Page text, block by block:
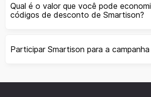
Qual é o valor que você pode
códigos de desconto de Smartison?
Participar Smartison para a